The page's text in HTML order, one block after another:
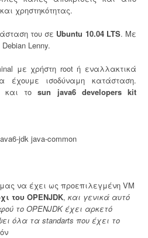
χρηστηκότητας.
του σε Ubuntu 10.04 LTS. Με
Lenny.
με χρήστη root ή εναλλακτικά
ισοδύναμη κατάσταση.
τοsun java6 developers kit
jdk java-common
να έχει ως προεπιλεγμένη VM
του OPENJDK, και γενικά αυτό
το OPENJDK έχει αρκετό
όλα τα standarts που έχει το